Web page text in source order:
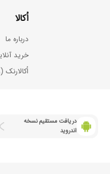
اُکالا
درباره ما
خرید
اُکالارنک
دریافت مستقیم نسخه
اندروید